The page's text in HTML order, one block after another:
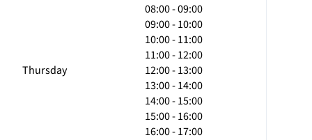
Thursday
08:00 - 09:00
09:00 - 10:00
10:00 - 11:00
11:00 - 12:00
12:00 - 13:00
13:00 - 14:00
14:00 - 15:00
15:00 - 16:00
16:00 - 17:00